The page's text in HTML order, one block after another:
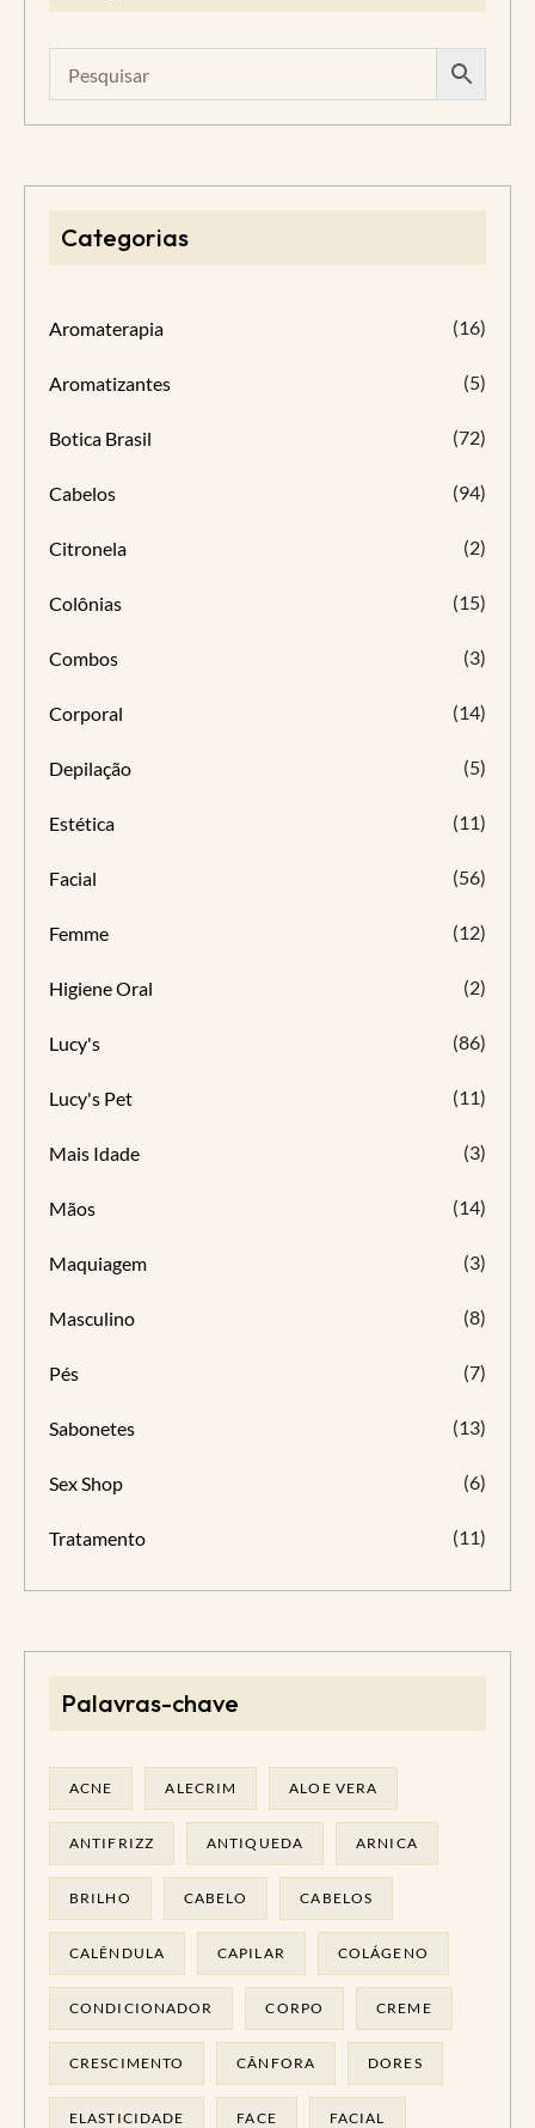
Categorias
Aromaterapia (16)
Aromatizantes (5)
Botica Brasil (72)
Cabelos (94)
Citronela (2)
Colônias (15)
Combos (3)
Corporal (14)
Depilação (5)
Estética (11)
Facial (56)
Femme (12)
Higiene Oral (2)
Lucy's (86)
Lucy's Pet (11)
Mais Idade (3)
Mãos (14)
Maquiagem (3)
Masculino (8)
Pés (7)
Sabonetes (13)
Sex Shop (6)
Tratamento (11)
Palavras-chave
ACNE ALECRIM ALOE VERA
ANTIFRIZZ ANTIQUEDA ARNICA
BRILHO CABELO CABELOS
CALÊNDULA CAPILAR COLÁGENO
CONDICIONADOR CORPO CREME
CRESCIMENTO CÂNFORA DORES
ELASTICIDADE FACE FACIAL